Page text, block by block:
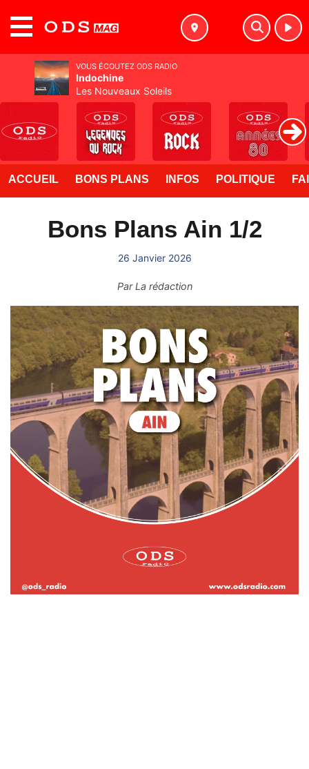
ACCUEIL BONS PLANS INFOS POLITIQUE
Bons Plans Ain 1/2
26 Janvier 2026
ParLa rédaction
VOUS ÉCOUTEZ ODS RADIO
Indochine
Les Nouveaux Soleils